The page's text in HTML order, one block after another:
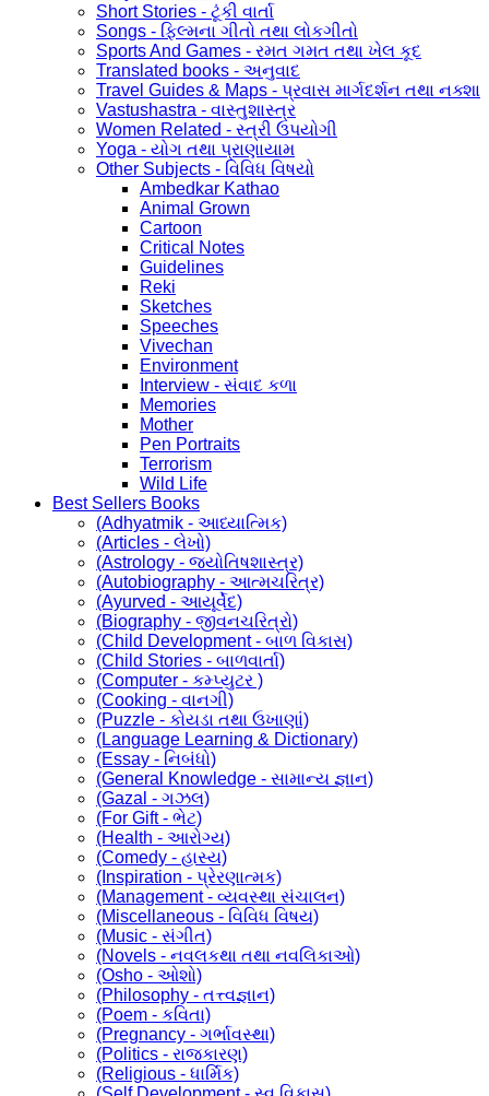
Short Stories - ટૂંકી વાર્તા
Songs - ફિલ્મના ગીતો તથા લોકગીતો
Sports And Games - રમત ગમત તથા ખેલ કૂદ
Translated books - અનુવાદ
Travel Guides & Maps - પ્રવાસ માર્ગદર્શન તથા નક્શા
Vastushastra - વાસ્તુશાસ્ત્ર
Women Related - સ્ત્રી ઉપયોગી
Yoga - યોગ તથા પ્રાણાયામ
Other Subjects - વિવિધ વિષયો
Ambedkar Kathao
Animal Grown
Cartoon
Critical Notes
Guidelines
Reki
Sketches
Speeches
Vivechan
Environment
Interview - સંવાદ કળા
Memories
Mother
Pen Portraits
Terrorism
Wild Life
Best Sellers Books
(Adhyatmik - આધ્યાત્મિક)
(Articles - લેખો)
(Astrology - જ્યોતિષશાસ્ત્ર)
(Autobiography - આત્મચરિત્ર)
(Ayurved - આયૂર્વેદ)
(Biography - જીવનચરિત્રો)
(Child Development - બાળ વિકાસ)
(Child Stories - બાળવાર્તા)
(Computer - કમ્પ્યુટર )
(Cooking - વાનગી)
(Puzzle - કોયડા તથા ઉખાણાં)
(Language Learning & Dictionary)
(Essay - નિબંધો)
(General Knowledge - સામાન્ય જ્ઞાન)
(Gazal - ગઝલ)
(For Gift - ભેટ)
(Health - આરોગ્ય)
(Comedy - હાસ્ય)
(Inspiration - પ્રેરણાત્મક)
(Management - વ્યવસ્થા સંચાલન)
(Miscellaneous - વિવિધ વિષય)
(Music - સંગીત)
(Novels - નવલકથા તથા નવલિકાઓ)
(Osho - ઓશો)
(Philosophy - તત્ત્વજ્ઞાન)
(Poem - કવિતા)
(Pregnancy - ગર્ભાવસ્થા)
(Politics - રાજકારણ)
(Religious - ધાર્મિક)